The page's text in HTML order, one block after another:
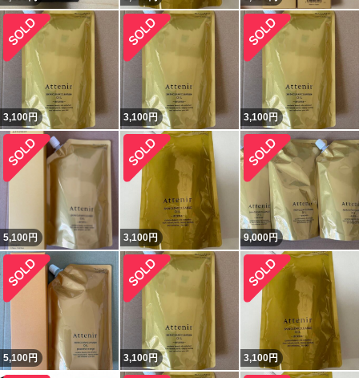
3,100円 3,100円 3,100円
5,100円 3,100円 9,000円
5,100円 3,100円 3,100円